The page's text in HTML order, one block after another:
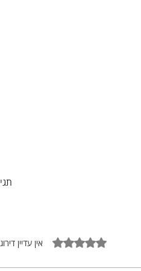
דירוג של 0 מתוך 5 כוכבים אין עדיין